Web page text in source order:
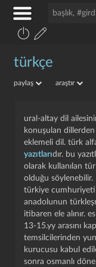
türkçe
paylaş araştır
ural-altay dil
konuşulan
eklemeli dil. türk
yazıtlarıdır. bu
olarak kullanılan
olduğu söylenebilir.
türkiye
anadolunun
itibaren ele alınır.
13-15.yy arasını
temsilcilerinden
kurucusu kabul
sonra osmanlı